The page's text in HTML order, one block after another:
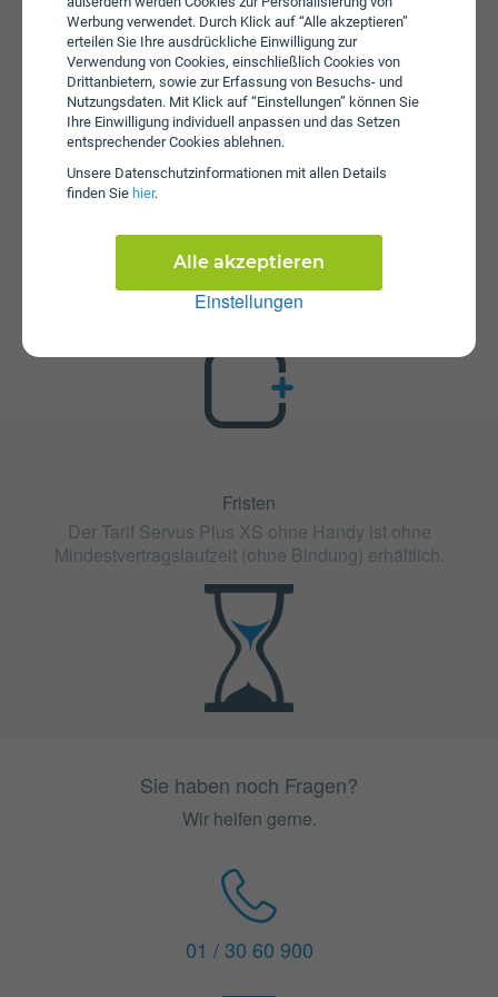
Werbung verwendet. Durch Klick auf “Alle akzeptieren”
erteilen Sie Ihre ausdrückliche Einwilligung zur
Verwendung von Cookies, einschließlich Cookies von
Drittanbietern, sowie zur Erfassung von Besuchs- und
Nutzungsdaten. Mit Klick auf “Einstellungen” können Sie
Ihre Einwilligung individuell anpassen und das Setzen
entsprechender Cookies ablehnen.
Unsere Daten­schutz­informationen mit allen Details
finden Sie hier.
Einstellungen
Alle akzeptieren
Zusatzangeboten erweiterbar. Mehr über kombinierbare
Zusatzprodukte erfahren Sie in unserm Handytarif-
Rechner. Dort können Sie den Tarif nach Belieben mit
anderen Angeboten kombinieren.
Fristen
Der Tarif Servus Plus XS ohne Handy ist ohne
Mindestvertragslaufzeit (ohne Bindung) erhältlich.
Sie haben noch Fragen?
Wir helfen gerne.
01 / 30 60 900